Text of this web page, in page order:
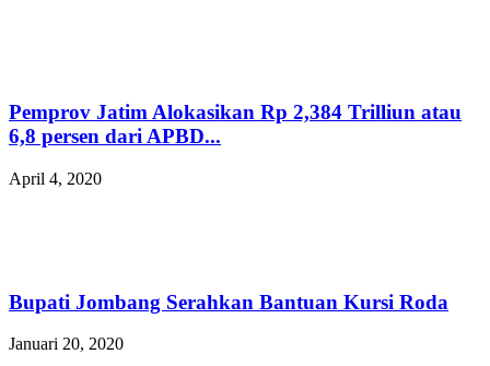
Pemprov Jatim Alokasikan Rp 2,384 Trilliun atau
6,8 persen dari APBD...
April 4, 2020
Bupati Jombang Serahkan Bantuan Kursi Roda
Januari 20, 2020